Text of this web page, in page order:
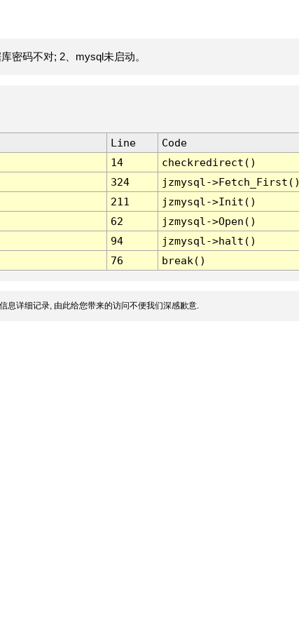
密码不对; 2、mysql未启动。
Line
Code
14
checkredirect()
324
jzmysql-
211
jzmysql->Init()
62
jzmysql->Open()
94
jzmysql->halt()
76 break()
息详细记录, 由此给您带来的访问不便我们深感歉意.